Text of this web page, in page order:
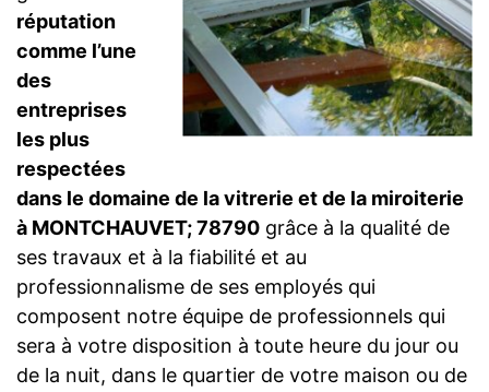
réputation
comme l’une
des
entreprises
les plus
respectées
dans le domaine de la vitrerie et de la miroiterie
à MONTCHAUVET; 78790 grâce à la qualité de
ses travaux et à la fiabilité et au
professionnalisme de ses employés qui
composent notre équipe de professionnels qui
sera à votre disposition à toute heure du jour ou
de la nuit, dans le quartier de votre maison ou de